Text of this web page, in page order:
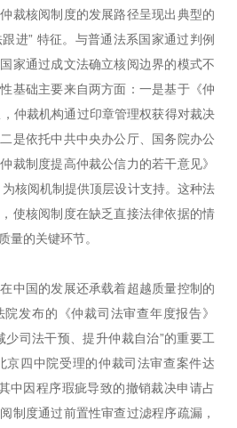
裁核阅制度的发展路径呈现出典型的
进” 特征。与普通法系国家通过判例
家通过成文法确立核阅边界的模式不
基础主要来自两方面：一是基于《仲
仲裁机构通过印章管理权获得对裁决
是依托中共中央办公厅、国务院办公
裁制度提高仲裁公信力的若干意见》
为核阅机制提供顶层设计支持。这种法
使核阅制度在缺乏直接法律依据的情
量的关键环节。
中国的发展还承载着超越质量控制的
发布的《仲裁司法审查年度报告》
少司法干预、提升仲裁自治”的重要工
京四中院受理的仲裁司法审查案件达
中因程序瑕疵导致的撤销裁决申请占
制度通过前置性审查过滤程序疏漏，